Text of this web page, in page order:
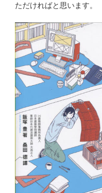
ただければと思います。